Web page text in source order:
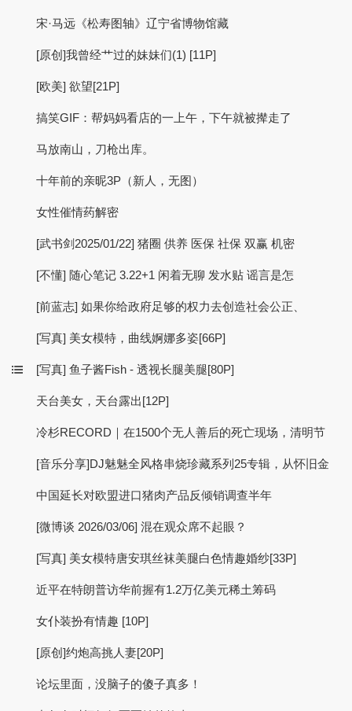
宋·马远《松寿图轴》辽宁省博物馆藏
[原创]我曾经艹过的妹妹们(1) [11P]
[欧美] 欲望[21P]
搞笑GIF：帮妈妈看店的一上午，下午就被撵走了
马放南山，刀枪出库。
十年前的亲昵3P（新人，无图）
女性催情药解密
[武书剑2025/01/22] 猪圈 供养 医保 社保 双赢 机密
[不懂] 随心笔记 3.22+1 闲着无聊 发水贴 谣言是怎
[前蓝志] 如果你给政府足够的权力去创造社会公正、
[写真] 美女模特，曲线婀娜多姿[66P]
[写真] 鱼子酱Fish - 透视长腿美腿[80P]
天台美女，天台露出[12P]
冷杉RECORD｜在1500个无人善后的死亡现场，清明节
[音乐分享]DJ魅魅全风格串烧珍藏系列25专辑，从怀旧金
中国延长对欧盟进口猪肉产品反倾销调查半年
[微博谈 2026/03/06] 混在观众席不起眼？
[写真] 美女模特唐安琪丝袜美腿白色情趣婚纱[33P]
近平在特朗普访华前握有1.2万亿美元稀土筹码
女仆装扮有情趣 [10P]
[原创]约炮高挑人妻[20P]
论坛里面，没脑子的傻子真多！